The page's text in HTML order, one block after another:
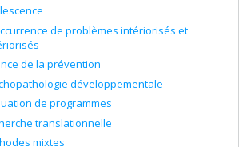
des facteurs environnementaux (par ex.,
d’amitié, environnement familial et
parentales, environnemental scolaire,
dans le développement de la personnalité et
antisocial ;
de personnalité.
et validation d’instruments
de problèmes intériorisés et
de la prévention
développementale
de programmes
translationnelle
mixtes